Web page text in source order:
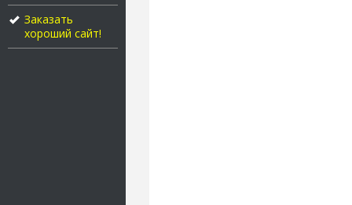
Заказать
хороший сайт!